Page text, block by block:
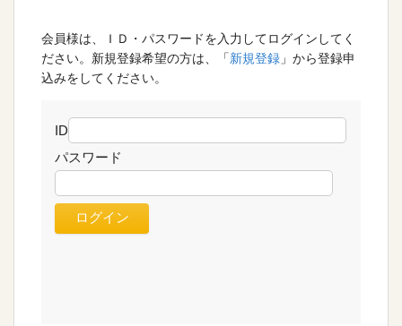
会員様は、ＩＤ・パスワードを入力してログインしてく
ださい。新規登録希望の方は、「新規登録 」から登録申
込みをしてください。
ID
パスワード